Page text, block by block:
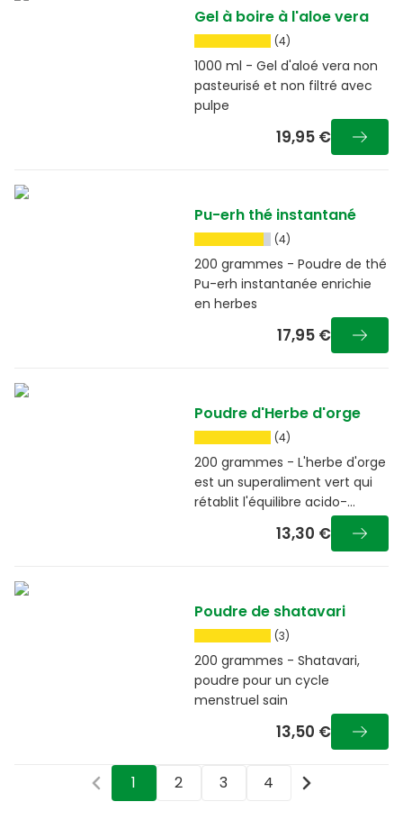
Gel à boire à l'aloe vera
(4)
1000 ml - Gel d'aloé vera non
pasteurisé et non filtré avec
pulpe
19,95 €
Pu-erh thé instantané
(4)
200 grammes - Poudre de thé
Pu-erh instantanée enrichie
en herbes
17,95 €
Poudre d'Herbe d'orge
(4)
200 grammes - L'herbe d'orge
est un superaliment vert qui
rétablit l'équilibre acido-
13,30 €
Poudre de shatavari
(3)
200 grammes - Shatavari,
poudre pour un cycle
menstruel sain
13,50 €
1 2 3 4